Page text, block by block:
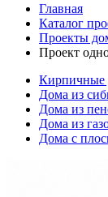
Главная
Каталог
Проекты
Проект
Кирпичные
Дома из
Дома из
Дома из
Дома с